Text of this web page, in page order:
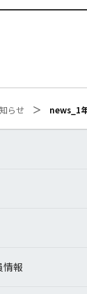
らせ news_1
情報